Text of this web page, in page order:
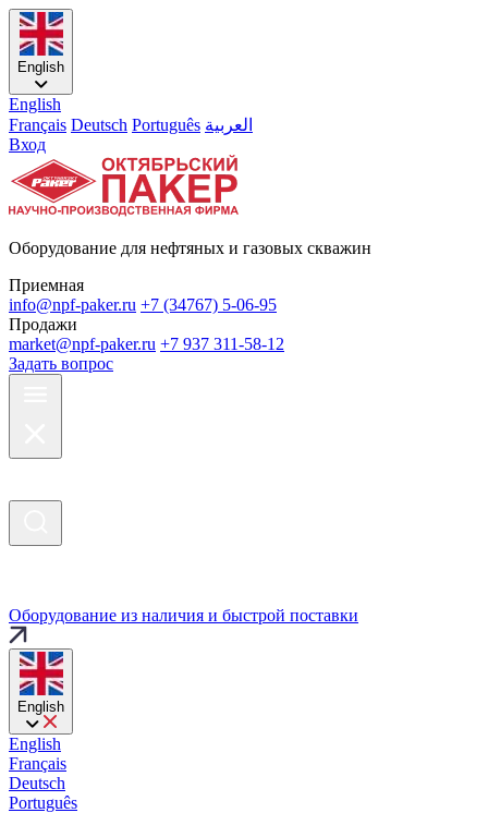
English
English
Français Deutsch Português العربية
Вход
Оборудование для нефтяных и газовых скважин
Приемная
info@npf-paker.ru +7 (34767) 5-06-95
Продажи
market@npf-paker.ru +7 937 311-58-12
Задать вопрос
Оборудование из наличия и быстрой поставки
English
English
Français
Deutsch
Português